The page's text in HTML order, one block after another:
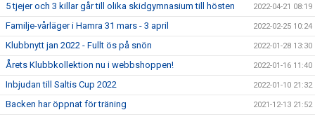
5 tjejer och 3 killar går till olika skidgymnasium till hösten 2022-04-21 08:19
Familje-vårläger i Hamra 31 mars - 3 april 2022-02-25 10:24
Klubbnytt jan 2022 - Fullt ös på snön 2022-01-28 13:30
Årets Klubbkollektion nu i webbshoppen! 2022-01-16 11:40
Inbjudan till Saltis Cup 2022 2022-01-10 21:32
Backen har öppnat för träning 2021-12-13 21:52